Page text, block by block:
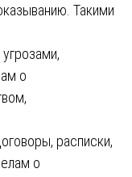
Такими
о
расписки,
о